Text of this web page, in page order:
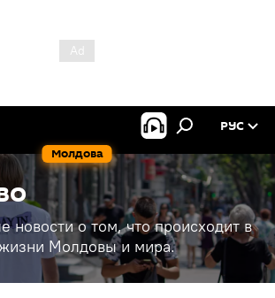
Молдова
РУС
новости о том, что происходит в
Молдовы и мира.